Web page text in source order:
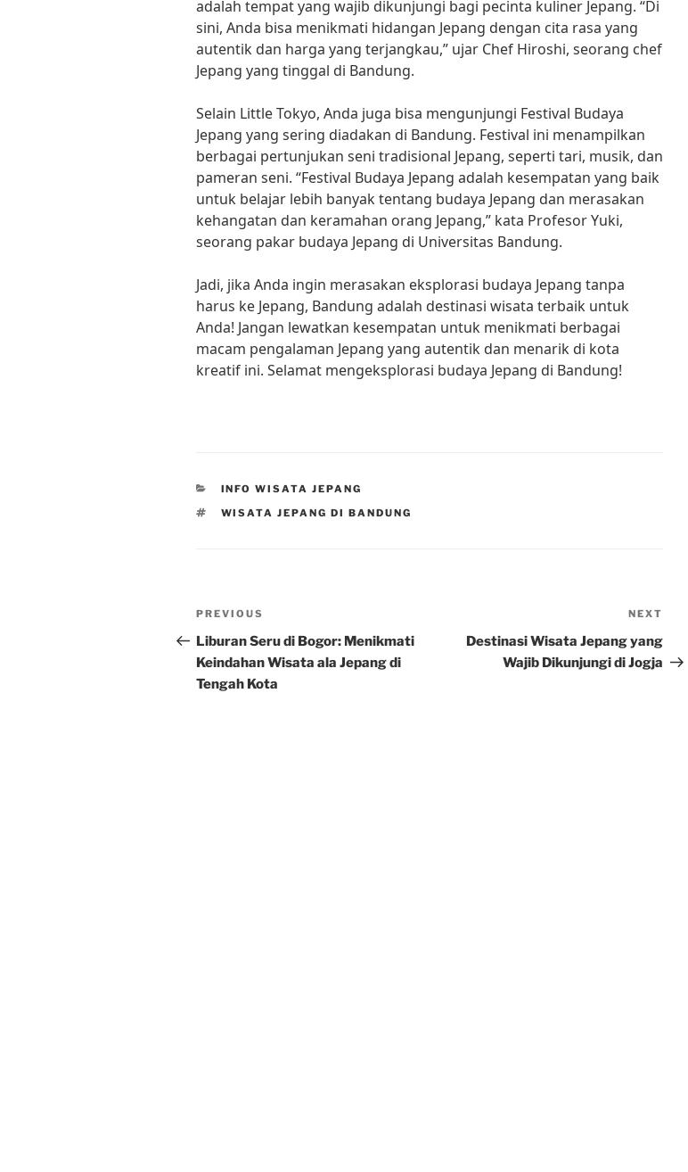
adalah tempat yang wajib dikunjungi bagi pecinta kuliner Jepang. “Di
sini, Anda bisa menikmati hidangan Jepang dengan cita rasa yang
autentik dan harga yang terjangkau,” ujar Chef Hiroshi, seorang chef
Jepang yang tinggal di Bandung.
Selain Little Tokyo, Anda juga bisa mengunjungi Festival Budaya
Jepang yang sering diadakan di Bandung. Festival ini menampilkan
berbagai pertunjukan seni tradisional Jepang, seperti tari, musik, dan
pameran seni. “Festival Budaya Jepang adalah kesempatan yang baik
untuk belajar lebih banyak tentang budaya Jepang dan merasakan
kehangatan dan keramahan orang Jepang,” kata Profesor Yuki,
seorang pakar budaya Jepang di Universitas Bandung.
Jadi, jika Anda ingin merasakan eksplorasi budaya Jepang tanpa
harus ke Jepang, Bandung adalah destinasi wisata terbaik untuk
Anda! Jangan lewatkan kesempatan untuk menikmati berbagai
macam pengalaman Jepang yang autentik dan menarik di kota
kreatif ini. Selamat mengeksplorasi budaya Jepang di Bandung!
CATEGORIES
INFO WISATA JEPANG
TAGS
WISATA JEPANG DI BANDUNG
Post
navigation
Previous
Post
PREVIOUS
Liburan Seru di Bogor: Menikmati
Keindahan Wisata ala Jepang di
Tengah Kota
Post
NEXT
Destinasi Wisata Jepang yang
Wajib Dikunjungi di Jogja